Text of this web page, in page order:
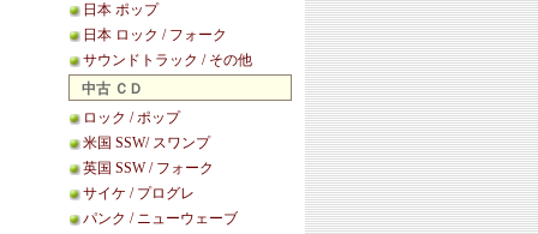
日本 ポップ
日本 ロック / フォーク
サウンドトラック / その他
中古 ＣＤ
ロック / ポップ
米国 SSW/ スワンプ
英国 SSW / フォーク
サイケ / プログレ
パンク / ニューウェーブ